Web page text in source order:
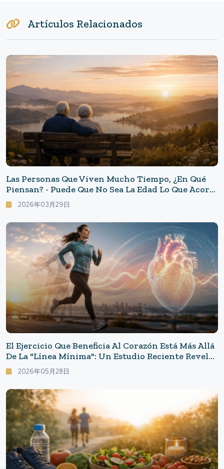
Artículos Relacionados
Las Personas Que Viven Mucho Tiempo, ¿en Qué
Piensan? - Puede Que No Sea La Edad Lo Que Acorta
La Vejez, Sino Las Creencias.
2026年03月29日
El Ejercicio Que Beneficia Al Corazón Está Más Allá
De La "línea Mínima": Un Estudio Reciente Revela
La Barrera De Las 10 Horas Semanales
2026年05月28日